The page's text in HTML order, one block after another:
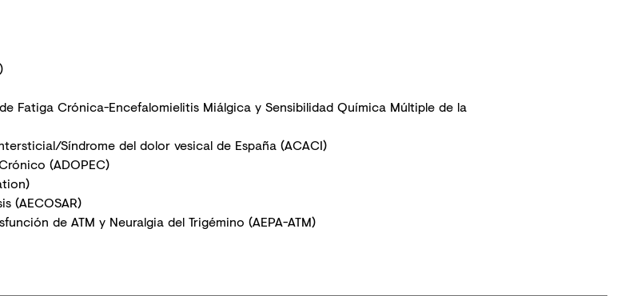
Fatiga Crónica-Encefalomielitis Miálgica y Sensibilidad Química Múltiple de la
Síndrome del dolor vesical de España (ACACI)
(ADOPEC)
(AECOSAR)
de ATM y Neuralgia del Trigémino (AEPA-ATM)